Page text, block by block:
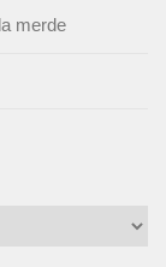
merde